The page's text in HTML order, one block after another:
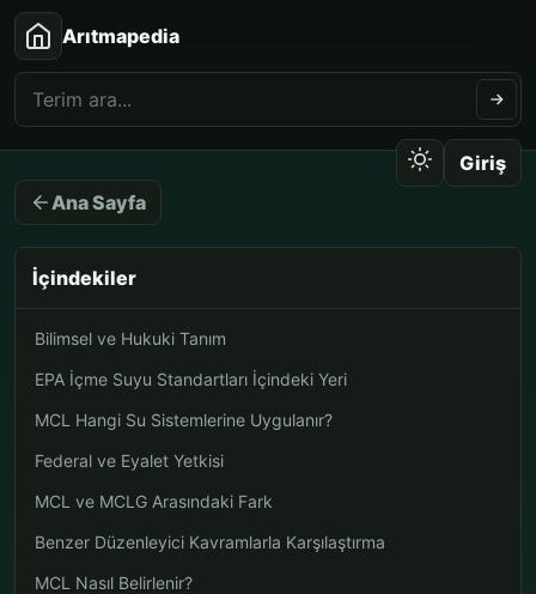
Arıtmapedia
Giriş
Ana Sayfa
İçindekiler
Bilimsel ve Hukuki Tanım
EPA İçme Suyu Standartları İçindeki Yeri
MCL Hangi Su Sistemlerine Uygulanır?
Federal ve Eyalet Yetkisi
MCL ve MCLG Arasındaki Fark
Benzer Düzenleyici Kavramlarla Karşılaştırma
MCL Nasıl Belirlenir?